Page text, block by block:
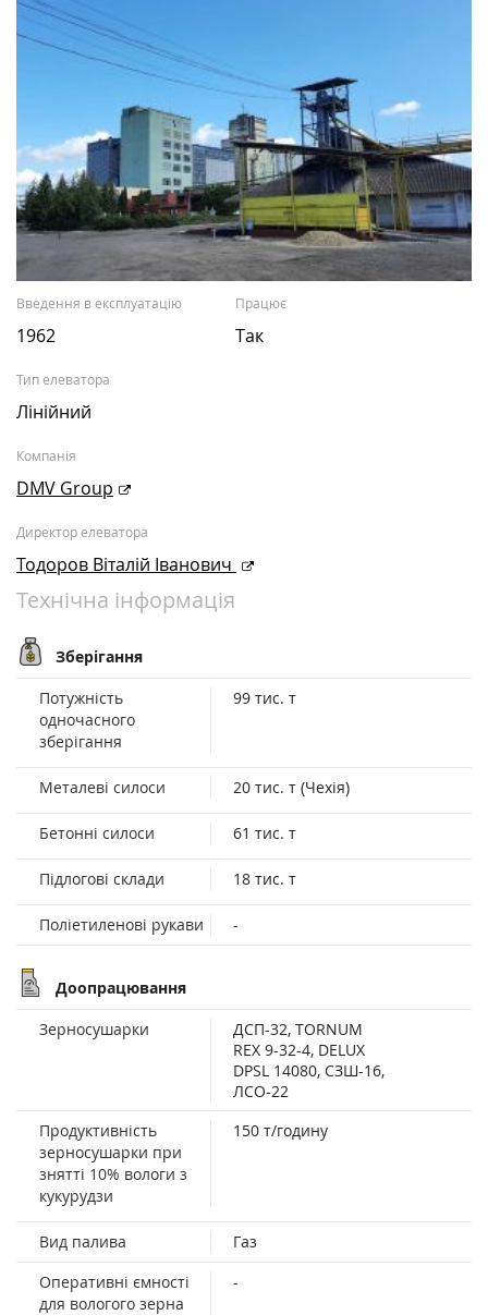
Введення в експлуатацію
1962
Працює
Так
Тип елеватора
Лінійний
Компанія
DMV Group
Директор елеватора
Тодоров Віталій Іванович
Технічна інформація
Зберігання
Потужність
одночасного
зберігання
99 тис. т
Металеві силоси 20 тис. т (Чехія)
Бетонні силоси 61 тис. т
Підлогові склади 18 тис. т
Поліетиленові рукави -
Доопрацювання
Зерносушарки
ДСП-32, TORNUM
REX 9-32-4, DELUX
DPSL 14080, СЗШ-16,
ЛСО-22
Продуктивність
зерносушарки при
знятті 10% вологи з
кукурудзи
150 т/годину
Вид палива
Газ
Оперативні ємності
для вологого зерна
-